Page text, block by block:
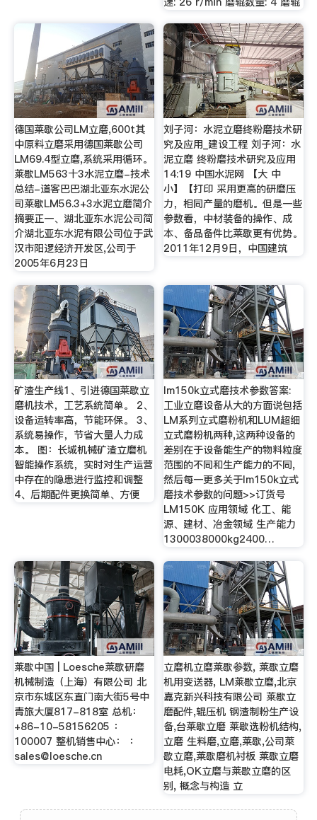
德国莱歇公司LM立磨,600t其
中原料立磨采用德国莱歇公司
LM69.4型立磨,系统采用循环。
莱歇LM563十3水泥立磨-技术
总结-道客巴巴湖北亚东水泥公
司莱歇LM56.3+3水泥立磨简介
摘要正一、湖北亚东水泥公司简
介湖北亚东水泥有限公司位于武
汉市阳逻经济开发区,公司于
2005年6月23日
刘子河：水泥立磨终粉磨技术研
究及应用_建设工程 刘子河：水
泥立磨 终粉磨技术研究及应用
14:19 中国水泥网 【大 中
小】【打印 采用更高的研磨压
力，相同产量的磨机。但是一些
参数看，中材装备的操作、成
本、备品备件比莱歇更有优势。
2011年12月9日，中国建筑
矿渣生产线1、引进德国莱歇立
磨机技术，工艺系统简单。 2、
设备运转率高，节能环保。 3、
系统易操作，节省大量人力成
本。 图：长城机械矿渣立磨机
智能操作系统，实时对生产运营
中存在的隐患进行监控和调整
4、后期配件更换简单、方便
lm150k立式磨技术参数答案:
工业立磨设备从大的方面说包括
LM系列立式磨粉机和LUM超细
立式磨粉机两种,这两种设备的
差别在于设备能生产的物料粒度
范围的不同和生产能力的不同,
然后每一更多关于lm150k立式
磨技术参数的问题>>订货号
LM150K 应用领域 化工、能
源、建材、冶金领域 生产能力
1300038000kg2400…
莱歇中国 | Loesche莱歇研磨
机械制造（上海）有限公司 北
京市东城区东直门南大街5号中
青旅大厦817-818室 总机：
+86-10-58156205 ：
100007 整机销售中心： ：
sales@loesche.cn
立磨机立磨莱歇参数, 莱歇立磨
机用变送器, LM莱歇立磨,北京
嘉克新兴科技有限公司 莱歇立
磨配件,辊压机 钢渣制粉生产设
备,台莱歇立磨 莱歇选粉机结构,
立磨 生料磨,立磨,莱歇,公司萊
歇立磨,莱歇磨机衬板 莱歇立磨
电耗,OK立磨与莱歇立磨的区
别, 概念与构造 立